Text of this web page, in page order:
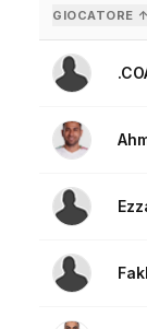
GIOCATORE ↑